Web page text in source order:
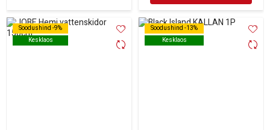
Soodushind -9%
Kesklaos
Soodushind -9%
Kesklaos
Soodushind -13%
Kesklaos
Soodushind -13%
Kesklaos